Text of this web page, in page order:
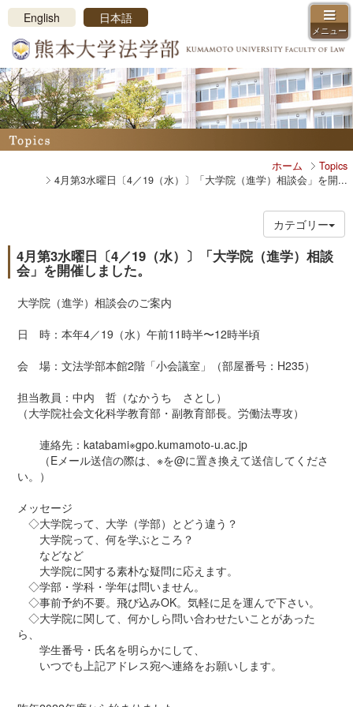
メニュー
English 日本語
ホーム
Topics
4月第3水曜日〔4／19（水）〕「大学院（進学）相談会」を開...
カテゴリー
4月第3水曜日〔4／19（水）〕「大学院（進学）相談
会」を開催しました。
大学院（進学）相談会のご案内
日 時：本年4／19（水）午前11時半〜12時半頃
会 場：文法学部本館2階「小会議室」（部屋番号：H235）
担当教員：中内 哲（なかうち さとし）
（大学院社会文化科学教育部・副教育部長。労働法専攻）
連絡先：katabami※gpo.kumamoto-u.ac.jp
（Eメール送信の際は、※を@に置き換えて送信してくださ
い。）
メッセージ
◇大学院って、大学（学部）とどう違う？
大学院って、何を学ぶところ？
などなど
大学院に関する素朴な疑問に応えます。
◇学部・学科・学年は問いません。
◇事前予約不要。飛び込みOK。気軽に足を運んで下さい。
◇大学院に関して、何かしら問い合わせたいことがあった
ら、
学生番号・氏名を明らかにして、
いつでも上記アドレス宛へ連絡をお願いします。
ホーム
学部長挨拶、沿革、ロゴマーク
教員紹介
コース・カリキュラム紹介
学科・コース制
授業紹介
学習環境
法学部振興会
入試情報
入試日程
オープンキャンパス・体験入学
進路情報
進路支援の概要
進路状況の概要
卒業後の進路
研究成果
国際交流
留学制度
短期海外研修プログラム
法学部生による留学体験記
熊大法学部Q&A